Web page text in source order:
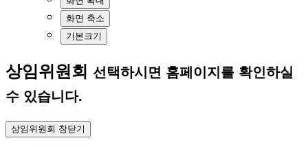
화면 축소
기본크기
상임위원회 선택하시면 홈페이지를 확인하실
수 있습니다.
상임위원회 창닫기